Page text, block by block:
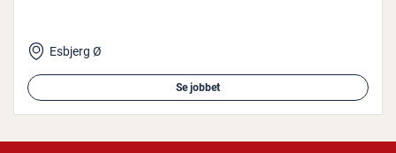
Esbjerg Ø
Se jobbet